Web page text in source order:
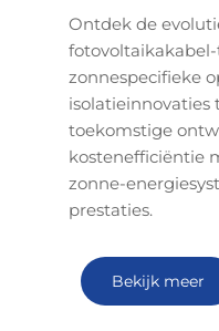
Ontdek de
zonnespecifieke
toekomstige
kostenefficiëntie
zonne-
prestaties.
Bekijk meer